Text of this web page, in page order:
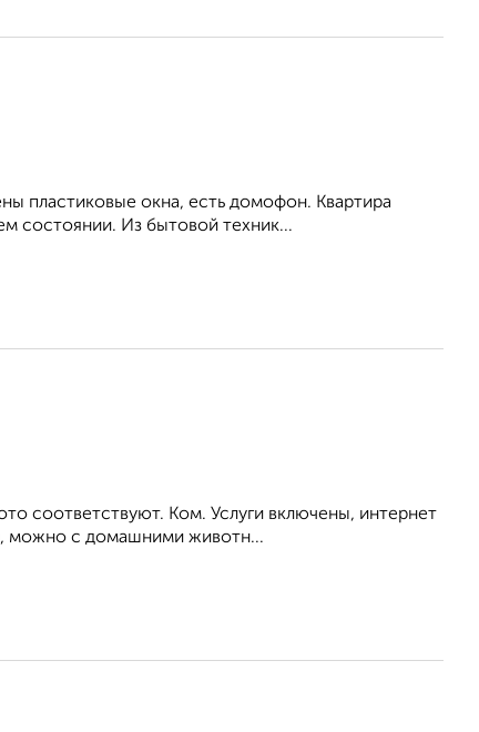
пластиковые окна, есть домофон. Квартира
состоянии. Из бытовой техник...
соответствуют. Ком. Услуги включены, интернет
можно с домашними животн...